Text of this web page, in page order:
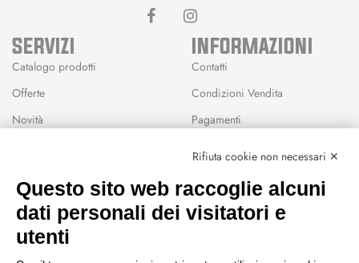
SERVIZI
Catalogo prodotti
Offerte
Novità
Wishlist
INFORMAZIONI
Contatti
Condizioni Vendita
Pagamenti
CEP GREEN
Rifiuta cookie non necessari ✕
Questo sito web raccoglie alcuni
dati personali dei visitatori e
utenti